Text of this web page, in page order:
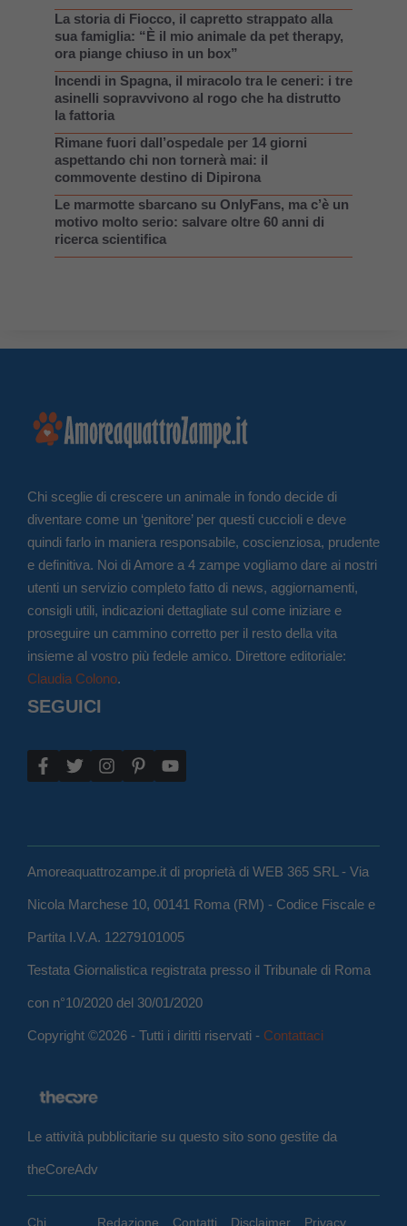
La storia di Fiocco, il capretto strappato alla
sua famiglia: “È il mio animale da pet therapy,
ora piange chiuso in un box”
Incendi in Spagna, il miracolo tra le ceneri: i tre
asinelli sopravvivono al rogo che ha distrutto
la fattoria
Rimane fuori dall’ospedale per 14 giorni
aspettando chi non tornerà mai: il
commovente destino di Dipirona
Le marmotte sbarcano su OnlyFans, ma c’è un
motivo molto serio: salvare oltre 60 anni di
ricerca scientifica
Chi sceglie di crescere un animale in fondo decide di
diventare come un ‘genitore’ per questi cuccioli e deve
quindi farlo in maniera responsabile, coscienziosa, prudente
e definitiva. Noi di Amore a 4 zampe vogliamo dare ai nostri
utenti un servizio completo fatto di news, aggiornamenti,
consigli utili, indicazioni dettagliate sul come iniziare e
proseguire un cammino corretto per il resto della vita
insieme al vostro più fedele amico. Direttore editoriale:
Claudia Colono.
SEGUICI
Amoreaquattrozampe.it di proprietà di WEB 365 SRL - Via
Nicola Marchese 10, 00141 Roma (RM) - Codice Fiscale e
Partita I.V.A. 12279101005
Testata Giornalistica registrata presso il Tribunale di Roma
con n°10/2020 del 30/01/2020
Copyright ©2026 - Tutti i diritti riservati - Contattaci
Le attività pubblicitarie su questo sito sono gestite da
theCoreAdv
Chi Redazione Contatti Disclaimer Privacy